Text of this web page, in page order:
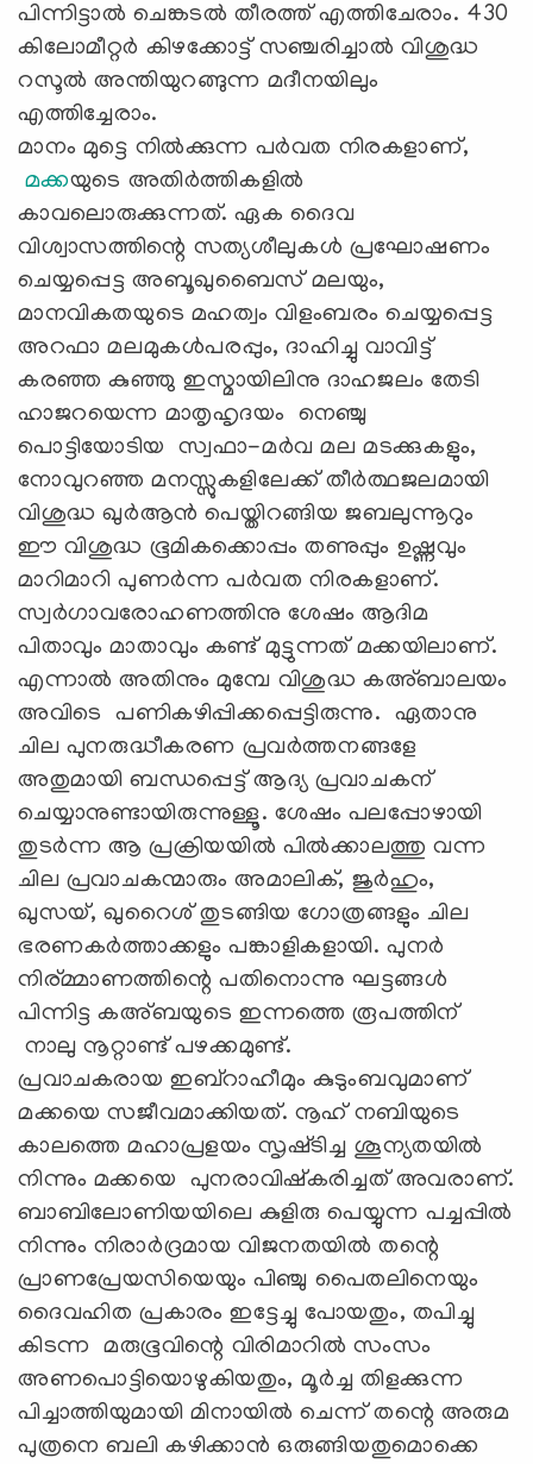
പിന്നിട്ടാൽ ചെങ്കടൽ തീരത്ത് എത്തിചേരാം. 430
കിലോമീറ്റര്‍ കിഴക്കോട്ട് സഞ്ചരിച്ചാല്‍ വിശുദ്ധ
റസൂൽ അന്തിയുറങ്ങുന്ന മദീനയിലും
എത്തിച്ചേരാം.
മാനം മുട്ടെ നിൽക്കുന്ന പർവത നിരകളാണ്,
മക്കയുടെ അതിര്‍ത്തികളില്‍
കാവലൊരുക്കുന്നത്. ഏക ദൈവ
വിശ്വാസത്തിന്റെ സത്യശീലുകൾ പ്രഘോഷണം
ചെയ്യപ്പെട്ട അബൂഖുബൈസ് മലയും,
മാനവികതയുടെ മഹത്വം വിളംബരം ചെയ്യപ്പെട്ട
അറഫാ മലമുകൾപരപ്പും, ദാഹിച്ചു വാവിട്ട്
കരഞ്ഞ കുഞ്ഞു ഇസ്മായിലിനു ദാഹജലം തേടി
ഹാജറയെന്ന മാതൃഹൃദയം നെഞ്ചു
പൊട്ടിയോടിയ സ്വഫാ-മർവ മല മടക്കുകളും,
നോവുറഞ്ഞ മനസ്സുകളിലേക്ക് തീർത്ഥജലമായി
വിശുദ്ധ ഖുർആൻ പെയ്തിറങ്ങിയ ജബലുന്നൂറും
ഈ വിശുദ്ധ ഭൂമികക്കൊപ്പം തണുപ്പും ഉഷ്ണവും
മാറിമാറി പുണർന്ന പർവത നിരകളാണ്.
സ്വർഗാവരോഹണത്തിനു ശേഷം ആദിമ
പിതാവും മാതാവും കണ്ട് മുട്ടുന്നത് മക്കയിലാണ്.
എന്നാല്‍ അതിനും മുമ്പേ വിശുദ്ധ കഅ്ബാലയം
അവിടെ പണികഴിപ്പിക്കപ്പെട്ടിരുന്നു. ഏതാനു
ചില പുനരുദ്ധീകരണ പ്രവര്‍ത്തനങ്ങളേ
അതുമായി ബന്ധപ്പെട്ട് ആദ്യ പ്രവാചകന്
ചെയ്യാനുണ്ടായിരുന്നുള്ളൂ. ശേഷം പലപ്പോഴായി
തുടര്‍ന്ന ആ പ്രക്രിയയിൽ പിൽക്കാലത്തു വന്ന
ചില പ്രവാചകന്മാരും അമാലിക്, ജുർഹും,
ഖുസയ്, ഖുറൈശ് തുടങ്ങിയ ഗോത്രങ്ങളും ചില
ഭരണകർത്താക്കളും പങ്കാളികളായി. പുനർ
നിര്മ്മാണത്തിന്റെ പതിനൊന്നു ഘട്ടങ്ങൾ
പിന്നിട്ട കഅ്ബയുടെ ഇന്നത്തെ രൂപത്തിന്
നാലു നൂറ്റാണ്ട് പഴക്കമുണ്ട്.
പ്രവാചകരായ ഇബ്റാഹീമും കുടുംബവുമാണ്
മക്കയെ സജീവമാക്കിയത്. നൂഹ് നബിയുടെ
കാലത്തെ മഹാപ്രളയം സൃഷ്‌ടിച്ച ശൂന്യതയിൽ
നിന്നും മക്കയെ പുനരാവിഷ്കരിച്ചത് അവരാണ്.
ബാബിലോണിയയിലെ കുളിരു പെയ്യുന്ന പച്ചപ്പിൽ
നിന്നും നിരാർദ്രമായ വിജനതയിൽ തന്റെ
പ്രാണപ്രേയസിയെയും പിഞ്ചു പൈതലിനെയും
ദൈവഹിത പ്രകാരം ഇട്ടേച്ചു പോയതും, തപിച്ചു
കിടന്ന മരുഭൂവിന്റെ വിരിമാറിൽ സംസം
അണപൊട്ടിയൊഴുകിയതും, മൂർച്ച തിളക്കുന്ന
പിച്ചാത്തിയുമായി മിനായിൽ ചെന്ന് തന്റെ അരുമ
പുത്രനെ ബലി കഴിക്കാൻ ഒരുങ്ങിയതുമൊക്കെ